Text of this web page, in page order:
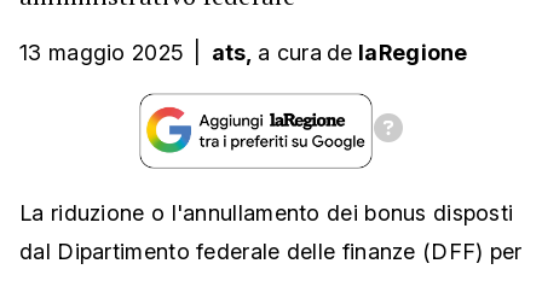
13 maggio 2025 ats, a cura de laRegione
La riduzione o l'annullamento dei bonus disposti
dal Dipartimento federale delle finanze (DFF) per